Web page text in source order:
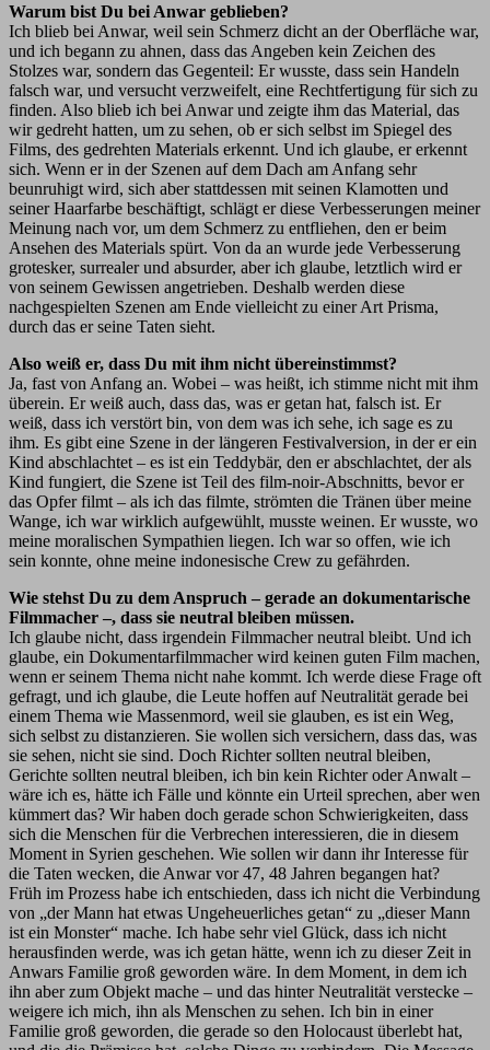
Warum bist Du bei Anwar geblieben?
Ich blieb bei Anwar, weil sein Schmerz dicht an der Oberfläche war,
und ich begann zu ahnen, dass das Angeben kein Zeichen des
Stolzes war, sondern das Gegenteil: Er wusste, dass sein Handeln
falsch war, und versucht verzweifelt, eine Rechtfertigung für sich zu
finden. Also blieb ich bei Anwar und zeigte ihm das Material, das
wir gedreht hatten, um zu sehen, ob er sich selbst im Spiegel des
Films, des gedrehten Materials erkennt. Und ich glaube, er erkennt
sich. Wenn er in der Szenen auf dem Dach am Anfang sehr
beunruhigt wird, sich aber stattdessen mit seinen Klamotten und
seiner Haarfarbe beschäftigt, schlägt er diese Verbesserungen meiner
Meinung nach vor, um dem Schmerz zu entfliehen, den er beim
Ansehen des Materials spürt. Von da an wurde jede Verbesserung
grotesker, surrealer und absurder, aber ich glaube, letztlich wird er
von seinem Gewissen angetrieben. Deshalb werden diese
nachgespielten Szenen am Ende vielleicht zu einer Art Prisma,
durch das er seine Taten sieht.
Also weiß er, dass Du mit ihm nicht übereinstimmst?
Ja, fast von Anfang an. Wobei – was heißt, ich stimme nicht mit ihm
überein. Er weiß auch, dass das, was er getan hat, falsch ist. Er
weiß, dass ich verstört bin, von dem was ich sehe, ich sage es zu
ihm. Es gibt eine Szene in der längeren Festivalversion, in der er ein
Kind abschlachtet – es ist ein Teddybär, den er abschlachtet, der als
Kind fungiert, die Szene ist Teil des film-noir-Abschnitts, bevor er
das Opfer filmt – als ich das filmte, strömten die Tränen über meine
Wange, ich war wirklich aufgewühlt, musste weinen. Er wusste, wo
meine moralischen Sympathien liegen. Ich war so offen, wie ich
sein konnte, ohne meine indonesische Crew zu gefährden.
Wie stehst Du zu dem Anspruch – gerade an dokumentarische
Filmmacher –, dass sie neutral bleiben müssen.
Ich glaube nicht, dass irgendein Filmmacher neutral bleibt. Und ich
glaube, ein Dokumentarfilmmacher wird keinen guten Film machen,
wenn er seinem Thema nicht nahe kommt. Ich werde diese Frage oft
gefragt, und ich glaube, die Leute hoffen auf Neutralität gerade bei
einem Thema wie Massenmord, weil sie glauben, es ist ein Weg,
sich selbst zu distanzieren. Sie wollen sich versichern, dass das, was
sie sehen, nicht sie sind. Doch Richter sollten neutral bleiben,
Gerichte sollten neutral bleiben, ich bin kein Richter oder Anwalt –
wäre ich es, hätte ich Fälle und könnte ein Urteil sprechen, aber wen
kümmert das? Wir haben doch gerade schon Schwierigkeiten, dass
sich die Menschen für die Verbrechen interessieren, die in diesem
Moment in Syrien geschehen. Wie sollen wir dann ihr Interesse für
die Taten wecken, die Anwar vor 47, 48 Jahren begangen hat?
Früh im Prozess habe ich entschieden, dass ich nicht die Verbindung
von „der Mann hat etwas Ungeheuerliches getan“ zu „dieser Mann
ist ein Monster“ mache. Ich habe sehr viel Glück, dass ich nicht
herausfinden werde, was ich getan hätte, wenn ich zu dieser Zeit in
Anwars Familie groß geworden wäre. In dem Moment, in dem ich
ihn aber zum Objekt mache – und das hinter Neutralität verstecke –
weigere ich mich, ihn als Menschen zu sehen. Ich bin in einer
Familie groß geworden, die gerade so den Holocaust überlebt hat,